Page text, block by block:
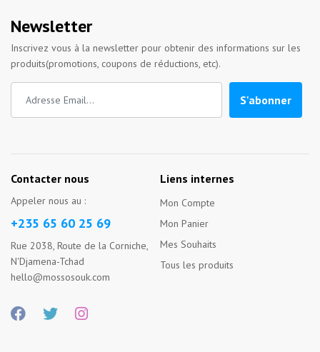
Newsletter
Inscrivez vous à la newsletter pour obtenir des informations sur les
produits(promotions, coupons de réductions, etc).
S'abonner
Contacter nous
Appeler nous au :
+235 65 60 25 69
Rue 2038, Route de la Corniche,
N'Djamena-Tchad
hello@mossosouk.com
Liens internes
Mon Compte
Mon Panier
Mes Souhaits
Tous les produits